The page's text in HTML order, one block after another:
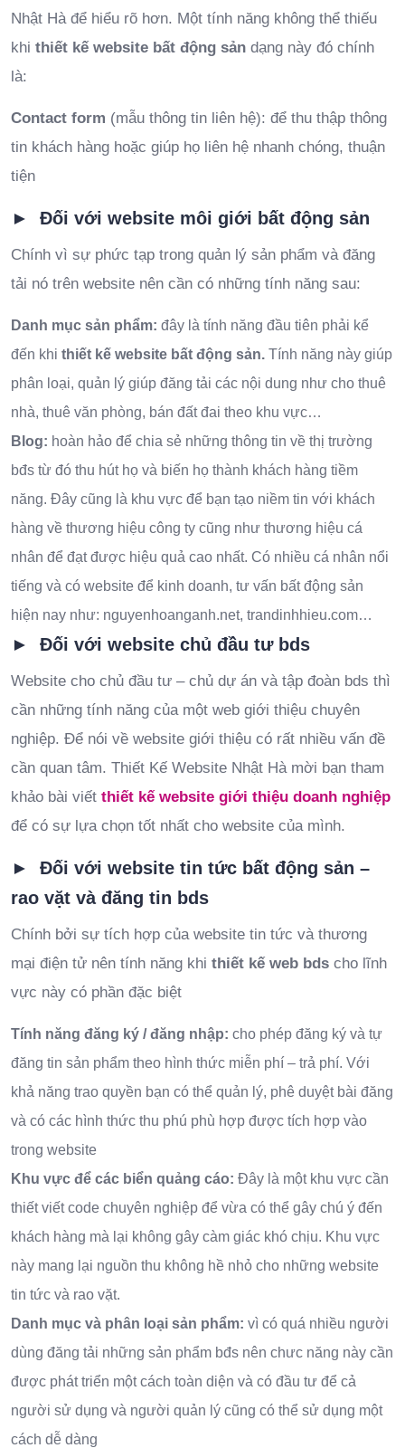
Nhật Hà để hiểu rõ hơn. Một tính năng không thể thiếu
khi thiết kế website bất động sản dạng này đó chính
là:
Contact form (mẫu thông tin liên hệ): để thu thập thông
tin khách hàng hoặc giúp họ liên hệ nhanh chóng, thuận
tiện
► Đối với website môi giới bất động sản
Chính vì sự phức tạp trong quản lý sản phẩm và đăng
tải nó trên website nên cần có những tính năng sau:
Danh mục sản phẩm: đây là tính năng đầu tiên phải kể
đến khi thiết kế website bất động sản. Tính năng này giúp
phân loại, quản lý giúp đăng tải các nội dung như cho thuê
nhà, thuê văn phòng, bán đất đai theo khu vực…
Blog: hoàn hảo để chia sẻ những thông tin về thị trường
bđs từ đó thu hút họ và biến họ thành khách hàng tiềm
năng. Đây cũng là khu vực để bạn tạo niềm tin với khách
hàng về thương hiệu công ty cũng như thương hiệu cá
nhân để đạt được hiệu quả cao nhất. Có nhiều cá nhân nổi
tiếng và có website để kinh doanh, tư vấn bất động sản
hiện nay như: nguyenhoanganh.net, trandinhhieu.com…
► Đối với website chủ đầu tư bds
Website cho chủ đầu tư – chủ dự án và tập đoàn bds thì
cần những tính năng của một web giới thiệu chuyên
nghiệp. Để nói về website giới thiệu có rất nhiều vấn đề
cần quan tâm. Thiết Kế Website Nhật Hà mời bạn tham
khảo bài viết thiết kế website giới thiệu doanh nghiệp
để có sự lựa chọn tốt nhất cho website của mình.
► Đối với website tin tức bất động sản –
rao vặt và đăng tin bds
Chính bởi sự tích hợp của website tin tức và thương
mại điện tử nên tính năng khi thiết kế web bds cho lĩnh
vực này có phần đặc biệt
Tính năng đăng ký / đăng nhập: cho phép đăng ký và tự
đăng tin sản phẩm theo hình thức miễn phí – trả phí. Với
khả năng trao quyền bạn có thể quản lý, phê duyệt bài đăng
và có các hình thức thu phú phù hợp được tích hợp vào
trong website
Khu vực để các biển quảng cáo: Đây là một khu vực cần
thiết viết code chuyên nghiệp để vừa có thể gây chú ý đến
khách hàng mà lại không gây càm giác khó chịu. Khu vực
này mang lại nguồn thu không hề nhỏ cho những website
tin tức và rao vặt.
Danh mục và phân loại sản phẩm: vì có quá nhiều người
dùng đăng tải những sản phẩm bđs nên chưc năng này cần
được phát triển một cách toàn diện và có đầu tư để cả
người sử dụng và người quản lý cũng có thể sử dụng một
cách dễ dàng